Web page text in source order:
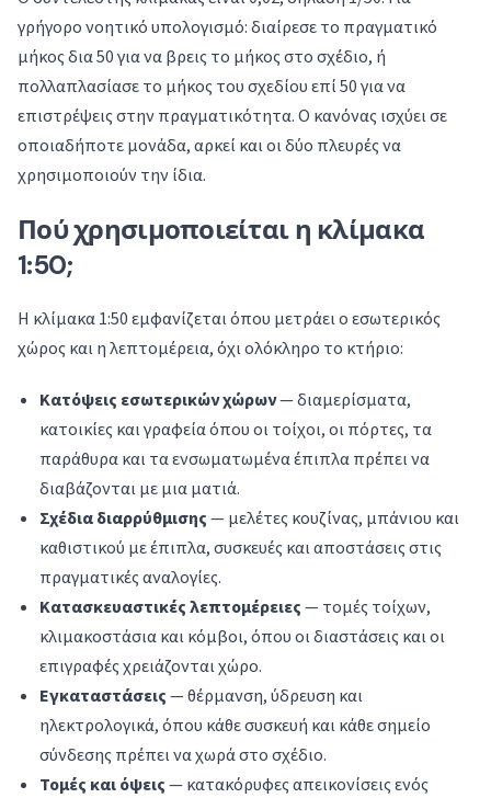
γρήγορο νοητικό υπολογισμό: διαίρεσε το πραγματικό
μήκος δια 50 για να βρεις το μήκος στο σχέδιο, ή
πολλαπλασίασε το μήκος του σχεδίου επί 50 για να
επιστρέψεις στην πραγματικότητα. Ο κανόνας ισχύει σε
οποιαδήποτε μονάδα, αρκεί και οι δύο πλευρές να
χρησιμοποιούν την ίδια.
Πού χρησιμοποιείται η κλίμακα
1:50;
Η κλίμακα 1:50 εμφανίζεται όπου μετράει ο εσωτερικός
χώρος και η λεπτομέρεια, όχι ολόκληρο το κτήριο:
Κατόψεις εσωτερικών χώρων— διαμερίσματα,
κατοικίες και γραφεία όπου οι τοίχοι, οι πόρτες, τα
παράθυρα και τα ενσωματωμένα έπιπλα πρέπει να
διαβάζονται με μια ματιά.
Σχέδια διαρρύθμισης— μελέτες κουζίνας, μπάνιου και
καθιστικού με έπιπλα, συσκευές και αποστάσεις στις
πραγματικές αναλογίες.
Κατασκευαστικές λεπτομέρειες— τομές τοίχων,
κλιμακοστάσια και κόμβοι, όπου οι διαστάσεις και οι
επιγραφές χρειάζονται χώρο.
Εγκαταστάσεις— θέρμανση, ύδρευση και
ηλεκτρολογικά, όπου κάθε συσκευή και κάθε σημείο
σύνδεσης πρέπει να χωρά στο σχέδιο.
Τομές και όψεις— κατακόρυφες απεικονίσεις ενός